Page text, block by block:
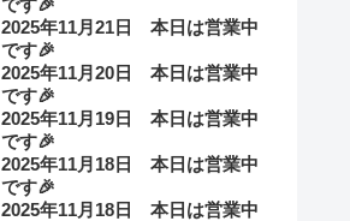
です🎉
2025年11月21日 本日は営業中
です🎉
2025年11月20日 本日は営業中
です🎉
2025年11月19日 本日は営業中
です🎉
2025年11月18日 本日は営業中
です🎉
2025年11月18日 本日は営業中